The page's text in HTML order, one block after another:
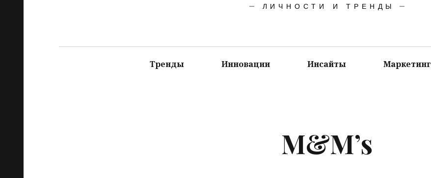
ЛИЧНОСТИ И ТРЕНДЫ
Тренды Инновации Инсайты Маркетинг
M&M’s